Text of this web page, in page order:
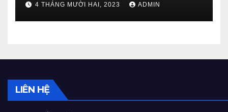
4 THÁNG MƯỜI HAI, 2023 ADMIN
LIÊN HỆ